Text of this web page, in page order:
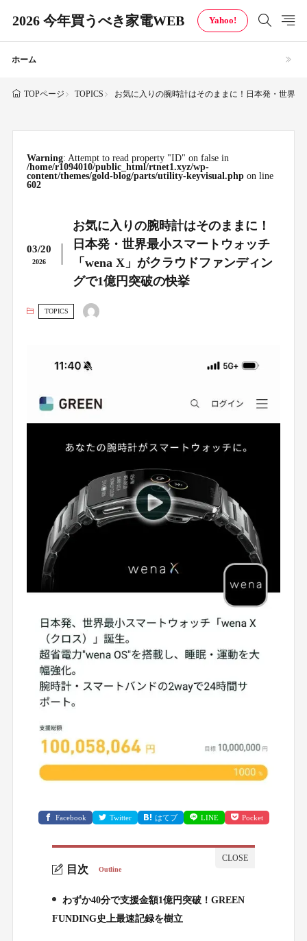
2026 今年買うべき家電WEB Yahoo!
ホーム
TOPページ TOPICS お気に入りの腕時計はそのままに！日本発・世界
Warning: Attempt to read property "ID" on false in
/home/r1094010/public_html/rtnet1.xyz/wp-
content/themes/gold-blog/parts/utility-keyvisual.phpon line
602
03/20
2026
お気に入りの腕時計はそのままに！
日本発・世界最小スマートウォッチ
「wena X」がクラウドファンディン
グで1億円突破の快挙
TOPICS
Facebook Twitter はてブ LINE Pocket
目次 Outline
1.
わずか40分で支援金額1億円突破！GREEN
FUNDING史上最速記録を樹立